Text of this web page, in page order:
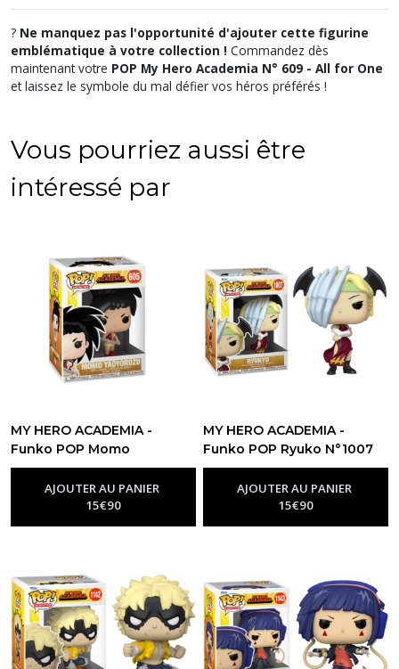
? Ne manquez pas l'opportunité d'ajouter cette figurine
emblématique à votre collection ! Commandez dès
maintenant votre POP My Hero Academia N° 609 - All for One
et laissez le symbole du mal défier vos héros préférés !
Vous pourriez aussi être
intéressé par
MY HERO ACADEMIA -
Funko POP Momo
Yaoyorozu N°605-Figurine
Funko Pop My Hero Academia - Mha
AJOUTER AU PANIER
15€90
MY HERO ACADEMIA -
Funko POP Ryuko N°1007
-Figurine Funko Pop My Hero
Academia - Mha
AJOUTER AU PANIER
15€90